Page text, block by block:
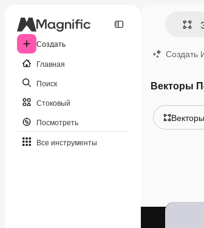
Создать
Главная
Поиск
Стоковый
Посмотреть
Все инструменты
Создать
Векторы
Векторы
Видео